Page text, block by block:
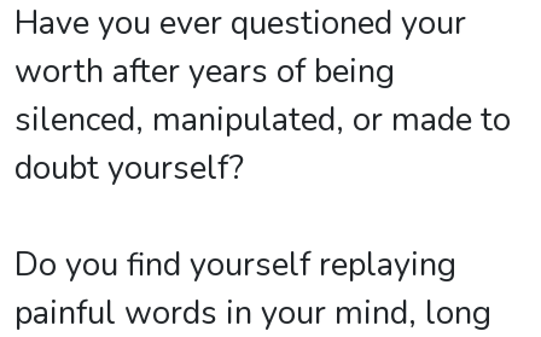
Have you ever questioned your
worth after years of being
silenced, manipulated, or made to
doubt yourself?
Do you find yourself replaying
painful words in your mind, long